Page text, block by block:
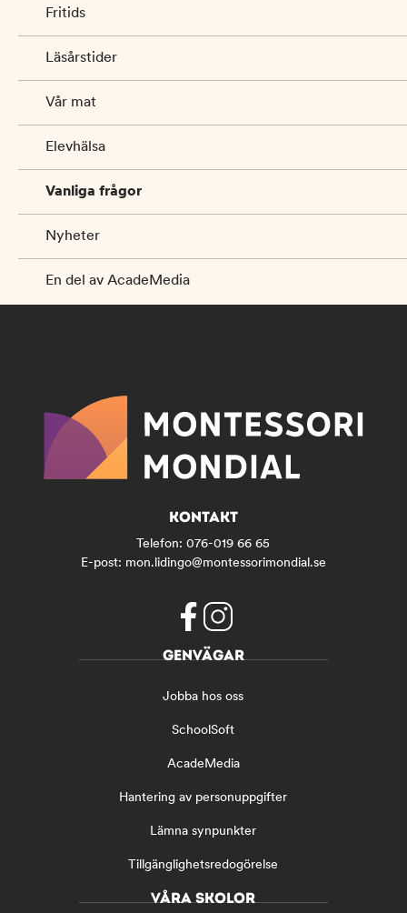
Fritids
Läsårstider
Vår mat
Elevhälsa
Vanliga frågor
Nyheter
En del av AcadeMedia
KONTAKT
Telefon:076-019 66 65
E-post: mon.lidingo@montessorimondial.se
a
e
o
k
(
p
n
s
n
t
g
a
m
ö
p
a
GENVÄGAR
Jobba hos oss
SchoolSoft
AcadeMedia
Hantering av personuppgifter
Lämna synpunkter
Tillgänglighetsredogörelse
VÅRA SKOLOR